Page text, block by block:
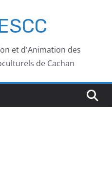
et d'Animation des
de Cachan